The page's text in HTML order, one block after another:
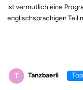
ist vermutlich eine
englischsprachigen Teil
T Tanzbaerli